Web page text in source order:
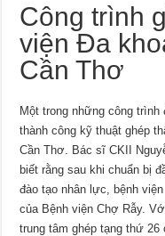
Công trình
viện Đa
Cần Thơ
Một trong những công trình
thành công kỹ thuật ghép
Cần Thơ. Bác sĩ CKII
biết rằng sau khi chuẩn bị
đào tạo nhân lực, bệnh
của Bệnh viện Chợ Rẫy.
trung tâm ghép tạng thứ